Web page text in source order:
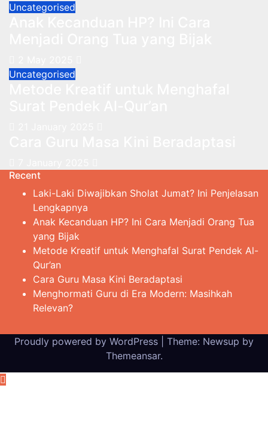
Uncategorised
Uncategorised
Recent
Laki-Laki Diwajibkan Sholat Jumat? Ini Penjelasan
Lengkapnya
Anak Kecanduan HP? Ini Cara Menjadi Orang Tua
yang Bijak
Metode Kreatif untuk Menghafal Surat Pendek Al-
Qur’an
Cara Guru Masa Kini Beradaptasi
Menghormati Guru di Era Modern: Masihkah
Relevan?
Proudly powered by WordPress
Theme: Newsup by
Themeansar.